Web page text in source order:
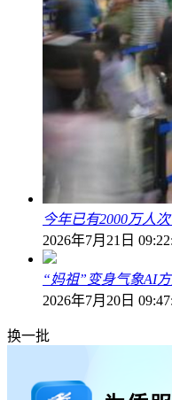
今年已有2000万人
2026年7月21日
“妈祖”变身气象AI
2026年7月20日
换一批